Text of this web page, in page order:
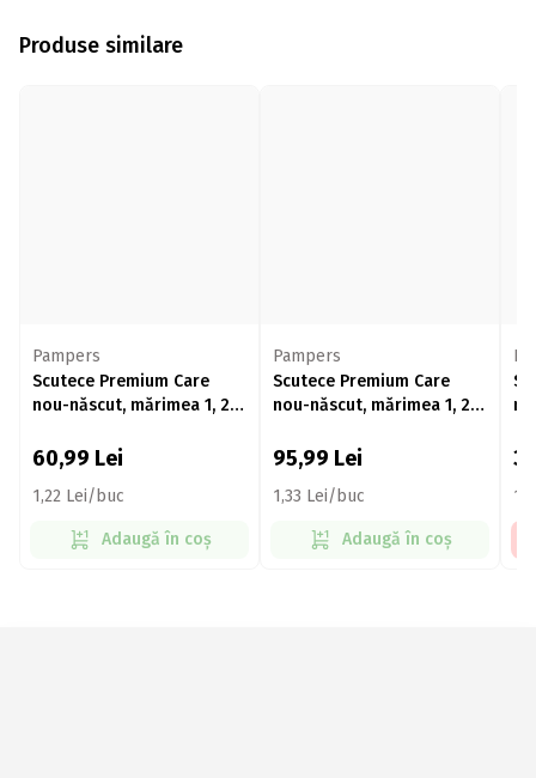
Produse similare
Pampers
Scutece Premium Care
nou-născut, mărimea 1, 2-
60,99 Lei
1,22 Lei/buc
Adaugă în coș
Pampers
Scutece Premium Care
nou-născut, mărimea 1, 2-
95,99 Lei
1,33 Lei/buc
Adaugă în coș